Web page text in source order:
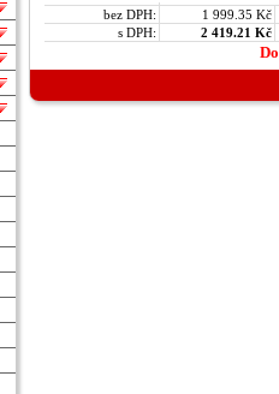
bez DPH:
1 999.35 Kč
s DPH:
2 419.21 Kč